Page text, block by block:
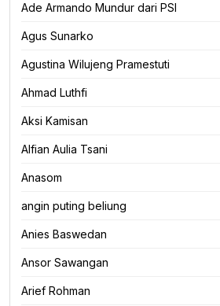
Ade Armando Mundur dari PSI
Agus Sunarko
Agustina Wilujeng Pramestuti
Ahmad Luthfi
Aksi Kamisan
Alfian Aulia Tsani
Anasom
angin puting beliung
Anies Baswedan
Ansor Sawangan
Arief Rohman